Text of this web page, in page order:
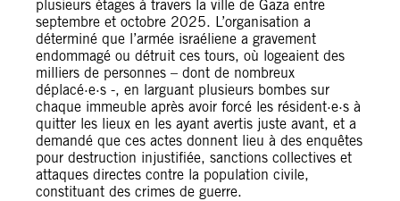
plusieurs étages à travers la ville de Gaza entre
septembre et octobre 2025. L’organisation a
déterminé que l’armée israéliene a gravement
endommagé ou détruit ces tours, où logeaient des
milliers de personnes – dont de nombreux
déplacé·e·s -, en larguant plusieurs bombes sur
chaque immeuble après avoir forcé les résident·e·s à
quitter les lieux en les ayant avertis juste avant, et a
demandé que ces actes donnent lieu à des enquêtes
pour destruction injustifiée, sanctions collectives et
attaques directes contre la population civile,
constituant des crimes de guerre.